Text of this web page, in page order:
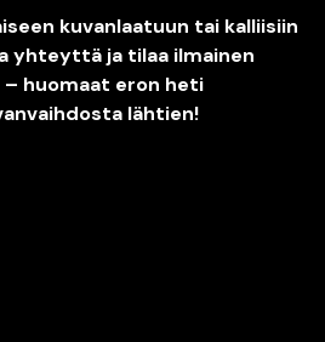
kuvanlaatuun tai kalliisiin
yhteyttä ja tilaa ilmainen
huomaat eron heti
lähtien!